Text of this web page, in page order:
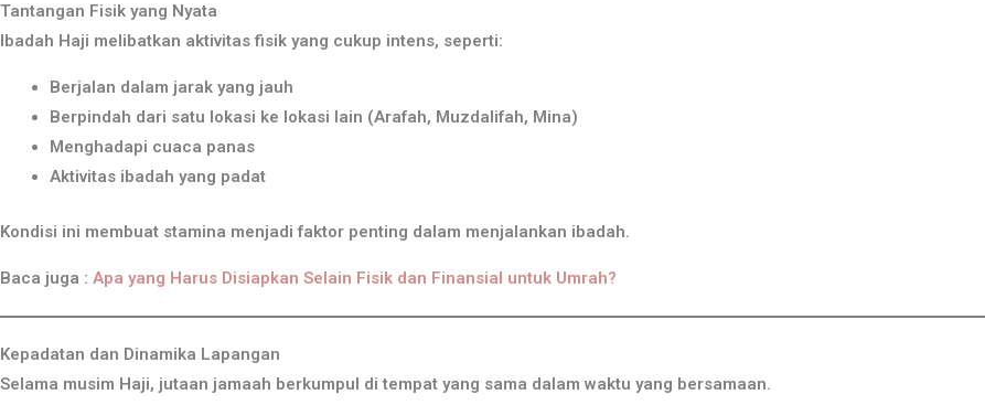
Tantangan Fisik yang Nyata
Ibadah Haji melibatkan aktivitas fisik yang cukup intens, seperti:
Berjalan dalam jarak yang jauh
Berpindah dari satu lokasi ke lokasi lain (Arafah, Muzdalifah, Mina)
Menghadapi cuaca panas
Aktivitas ibadah yang padat
Kondisi ini membuat stamina menjadi faktor penting dalam menjalankan ibadah.
Baca juga : Apa yang Harus Disiapkan Selain Fisik dan Finansial untuk Umrah?
Kepadatan dan Dinamika Lapangan
Selama musim Haji, jutaan jamaah berkumpul di tempat yang sama dalam waktu yang bersamaan.